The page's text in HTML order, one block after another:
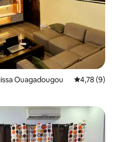
Ouagadougou
4,78 (9)